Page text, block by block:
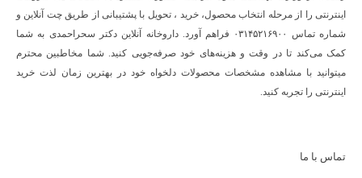
اینترنتی را از مرحله انتخاب محصول، خرید ، تحویل با پشتیبانی از طریق چت آنلاین و
شماره تماس ۰۳۱۴۵۲۱۶۹۰۰ فراهم آورد. داروخانه آنلاین دکتر سحراحمدی به شما
کمک می‌کند تا در وقت و هزینه‌های خود صرفه‌جویی کنید. شما مخاطبین محترم
میتوانید با مشاهده مشخصات محصولات دلخواه خود در بهترین زمان لذت خرید
اینترنتی را تجربه کنید.
تماس با ما